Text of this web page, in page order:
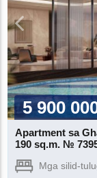
5 900
Apartment sa
190 sq.m. №
Mga silid-